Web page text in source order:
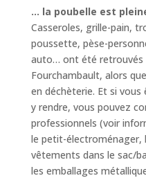
… la poubelle est
Casseroles, grille-pain,
poussette, pèse-
auto… ont été retrouvés
Fourchambault, alors
en déchèterie. Et si vous
y rendre, vous pouvez
professionnels (voir
le petit-électroménager,
vêtements dans le sac/
les emballages